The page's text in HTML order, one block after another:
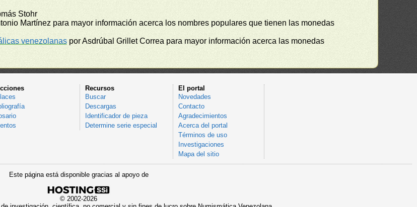
Stohr
Martínez para mayor información acerca los nombres populares que tienen las monedas
venezolanas por Asdrúbal Grillet Correa para mayor información acerca las monedas
Recursos
Buscar
Descargas
Identificador de pieza
Determine serie especial
El portal
Novedades
Contacto
Agradecimientos
Acerca del portal
Términos de uso
Investigaciones
Mapa del sitio
Este página está disponible gracias al apoyo de
© 2002-2026